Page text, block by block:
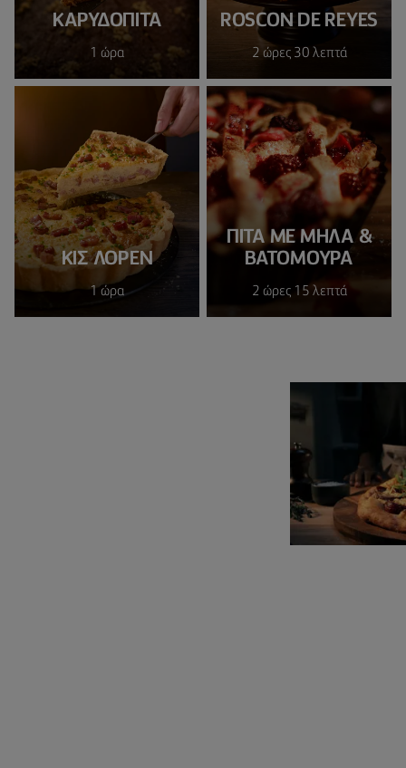
KΑΡΥΔΌΠΙΤΑ
1 ώρα
ROSCON DE REYES
2 ώρες 30 λεπτά
ΚΙΣ ΛΟΡΈΝ
1 ώρα
ΠΙΤΑ ΜΕ ΜΗΛΑ &
ΒΑΤΟΜΟΥΡΑ
2 ώρες 15 λεπτά